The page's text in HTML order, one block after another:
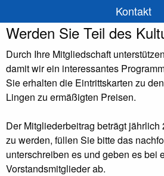
Kontakt
Werden Sie Teil des
Durch Ihre Mitgliedschaft
damit wir ein interessantes
Sie erhalten die Eintrittskarten zu
Lingen zu ermäßigten Preisen.
Der Mitgliederbeitrag beträgt jährlich
zu werden, füllen Sie bitte das
unterschreiben es und geben es bei
Vorstandsmitglieder ab.